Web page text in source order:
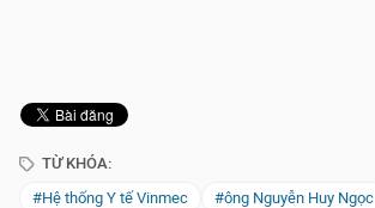
TỪ KHÓA:
#Hệ thống Y tế Vinmec
#ông Nguyễn Huy Ngọc